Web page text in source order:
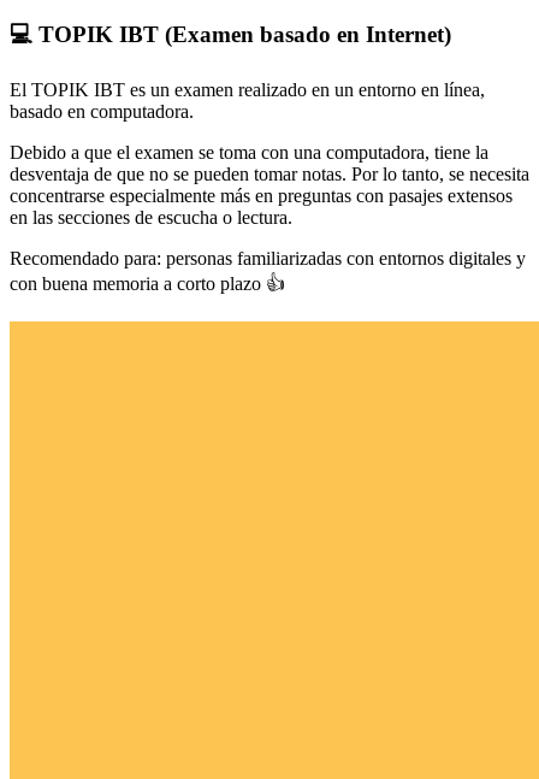
💻 TOPIK IBT (Examen basado en Internet)
El TOPIK IBT es un examen realizado en un entorno en línea,
basado en computadora.
Debido a que el examen se toma con una computadora, tiene la
desventaja de que no se pueden tomar notas. Por lo tanto, se necesita
concentrarse especialmente más en preguntas con pasajes extensos
en las secciones de escucha o lectura.
Recomendado para: personas familiarizadas con entornos digitales y
con buena memoria a corto plazo 👍